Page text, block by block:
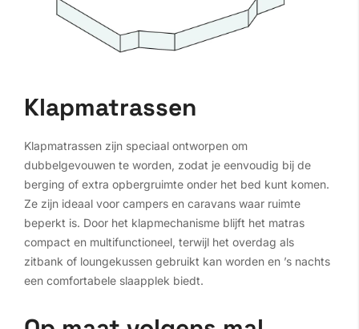
Klapmatrassen
Klapmatrassen zijn speciaal ontworpen om
dubbelgevouwen te worden, zodat je eenvoudig bij de
berging of extra opbergruimte onder het bed kunt komen.
Ze zijn ideaal voor campers en caravans waar ruimte
beperkt is. Door het klapmechanisme blijft het matras
compact en multifunctioneel, terwijl het overdag als
zitbank of loungekussen gebruikt kan worden en ’s nachts
een comfortabele slaapplek biedt.